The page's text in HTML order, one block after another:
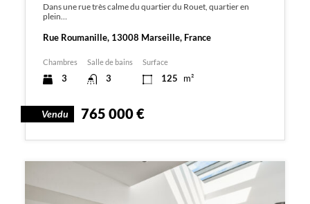
Dans une rue très calme du quartier du Rouet, quartier en
plein…
Rue Roumanille, 13008 Marseille, France
Chambres
3
Salle de bains
3
Surface
125 m²
Vendu 765 000 €